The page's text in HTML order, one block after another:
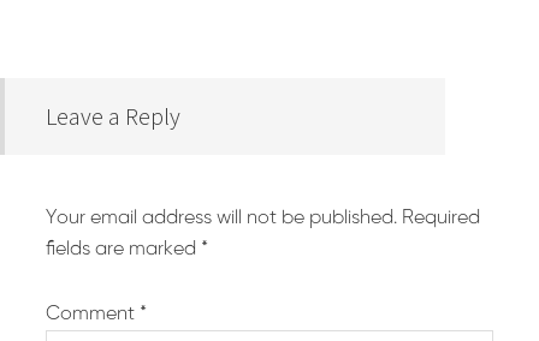
Leave a Reply
Your email address will not be published. Required
fields are marked *
Comment *